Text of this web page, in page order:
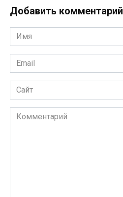
Добавить комментарий
Имя
*
Email
*
Сайт
Комментарий